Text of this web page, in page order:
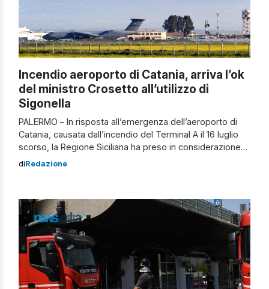
Incendio aeroporto di Catania, arriva l’ok
del ministro Crosetto all’utilizzo di
Sigonella
PALERMO – In risposta all’emergenza dell’aeroporto di
Catania, causata dall’incendio del Terminal A il 16 luglio
scorso, la Regione Siciliana ha preso in considerazione
l’utilizzo dello scalo dell’aviazione militare italiana di
Difesa, Guido Crosetto. L’obiettivo è discutere della
situazione e […]
diRedazione